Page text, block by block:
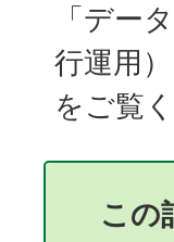
「デー
行運用
をご覧
この